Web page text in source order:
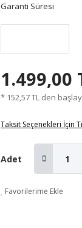
Garanti Süresi
1.499,00
* 152,57 TL den
Taksit Seçenekleri İçin
Adet
Favorilerime Ekle